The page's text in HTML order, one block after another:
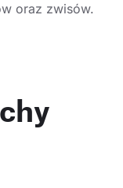
oraz zwisów.